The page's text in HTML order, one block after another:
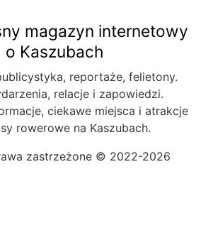
magazyn internetowy
o Kaszubach
reportaże, felietony.
relacje i zapowiedzi.
ciekawe miejsca i atrakcje
rowerowe na Kaszubach.
zastrzeżone © 2022-2026